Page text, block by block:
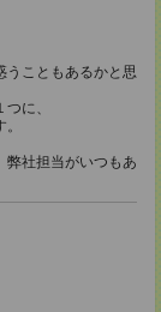
うこともあるかと思
に、
弊社担当がいつもあ